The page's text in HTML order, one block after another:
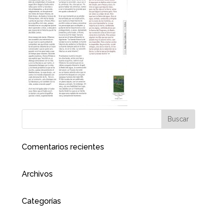
Comentarios recientes
Archivos
Categorías